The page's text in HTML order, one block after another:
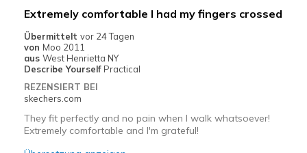
Geeignete Verwendung
Travel
Width
Sizing
View On Shoes
I'm Into Shoes
Extremely comfortable I had my fingers crossed
Übermittelt vor 24 Tagen
von Moo 2011
aus West Henrietta NY
Describe Yourself Practical
REZENSIERT BEI
skechers.com
They fit perfectly and no pain when I walk whatsoever!
Extremely comfortable and I'm grateful!